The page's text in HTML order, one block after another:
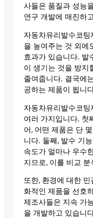
사들은 품질과 성능
연구 개발에 매진하
자동차유리발수코팅
을 높여주는 것 외에
효과가 있습니다. 발
이 생기는 것을 방지
줄여줍니다. 결국에
공하는 제품이 됩니
자동차유리발수코
여러 가지입니다. 첫
어, 어떤 제품은 단
니다. 둘째, 발수 기
속도가 얼마나 우수
지므로, 이를 비교
또한, 환경에 대한
화적인 제품을 선호
제조사들은 지속 가
을 개발하고 있습니